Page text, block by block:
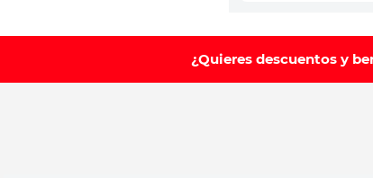
¿Quieres descuentos y